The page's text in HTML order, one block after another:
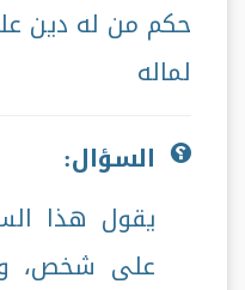
حكم من له دين
لماله
السؤال:
يقول هذا
على شخص،